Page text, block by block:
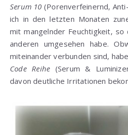
Serum 10 (Porenverfeinernd,
ich in den letzten Monaten
mit mangelnder Feuchtigkeit, so
anderen umgesehen habe.
miteinander verbunden sind,
Code Reihe (Serum &
davon deutliche Irritationen